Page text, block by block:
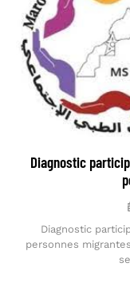
Diagnostic
Diagnostic
personnes